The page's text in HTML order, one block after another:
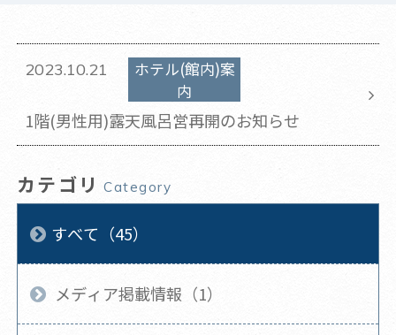
2023.10.21
ホテル(館内)案
内
1階(男性用)露天風呂営再開のお知らせ
カテゴリ Category
すべて（45）
メディア掲載情報（1）